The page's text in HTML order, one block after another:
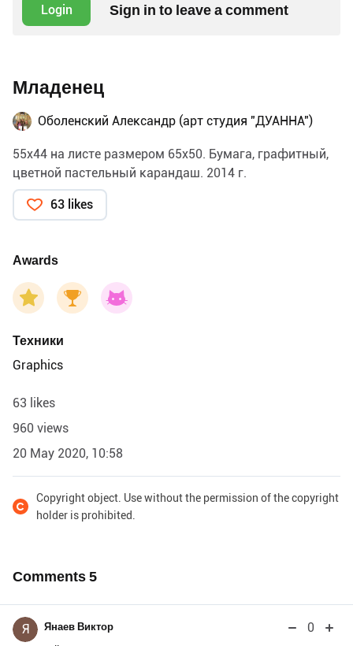
Login Sign in to leave a comment
Младенец
Оболенский Александр (арт студия "ДУАННА")
55х44 на листе размером 65х50. Бумага, графитный,
цветной пастельный карандаш. 2014 г.
63 likes
Awards
Техники
Graphics
63 likes
960 views
20 May 2020, 10:58
Copyright object. Use without the permission of the copyright
holder is prohibited.
Comments5
Я Янаев Виктор 0